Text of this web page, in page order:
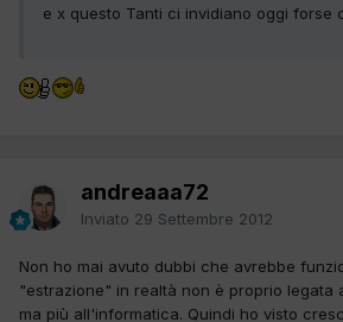
e x questo Tanti ci invidiano oggi forse
andreaaa72
Inviato 29 Settembre 2012
Non ho mai avuto dubbi che avrebbe
"estrazione" in realtà non è proprio legata
ma più all'informatica. Quindi ho visto